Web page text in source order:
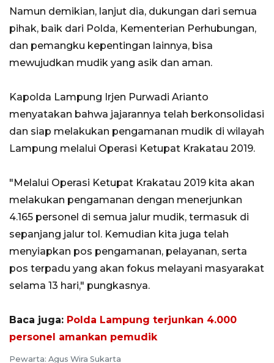
Namun demikian, lanjut dia, dukungan dari semua
pihak, baik dari Polda, Kementerian Perhubungan,
dan pemangku kepentingan lainnya, bisa
mewujudkan mudik yang asik dan aman.
Kapolda Lampung Irjen Purwadi Arianto
menyatakan bahwa jajarannya telah berkonsolidasi
dan siap melakukan pengamanan mudik di wilayah
Lampung melalui Operasi Ketupat Krakatau 2019.
"Melalui Operasi Ketupat Krakatau 2019 kita akan
melakukan pengamanan dengan menerjunkan
4.165 personel di semua jalur mudik, termasuk di
sepanjang jalur tol. Kemudian kita juga telah
menyiapkan pos pengamanan, pelayanan, serta
pos terpadu yang akan fokus melayani masyarakat
selama 13 hari," pungkasnya.
Baca juga: Polda Lampung terjunkan 4.000
personel amankan pemudik
Pewarta: Agus Wira Sukarta